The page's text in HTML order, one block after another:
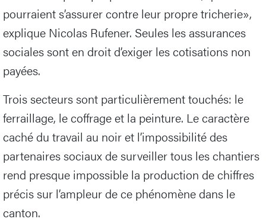
pourraient s’assurer contre leur propre tricherie»,
explique Nicolas Rufener. Seules les assurances
sociales sont en droit d’exiger les cotisations non
payées.
Trois secteurs sont particulièrement touchés: le
ferraillage, le coffrage et la peinture. Le caractère
caché du travail au noir et l’impossibilité des
partenaires sociaux de surveiller tous les chantiers
rend presque impossible la production de chiffres
précis sur l’ampleur de ce phénomène dans le
canton.